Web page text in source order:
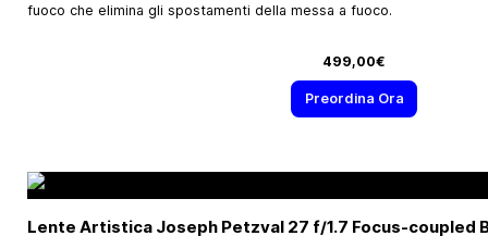
fuoco che elimina gli spostamenti della messa a fuoco.
499,00€
Preordina Ora
Lente Artistica Joseph Petzval 27 f/1.7 Focus-coupled